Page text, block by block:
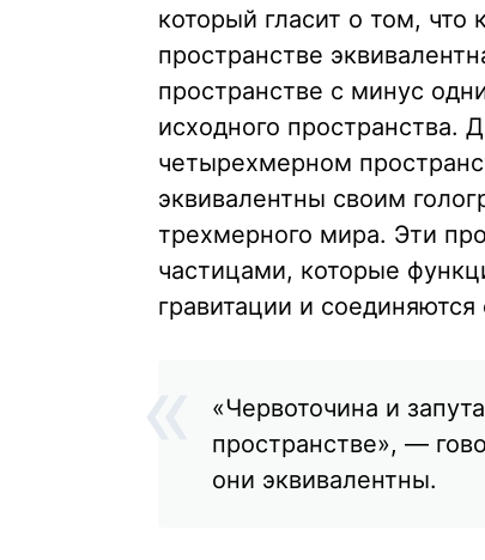
который гласит о том, что
пространстве
пространстве с минус
исходного
четырехмерном
эквивалентны своим
трехмерного мира. Эти
частицами, которые
гравитации и соединяются
«Червоточина и
пространстве», —
они эквивалентны.